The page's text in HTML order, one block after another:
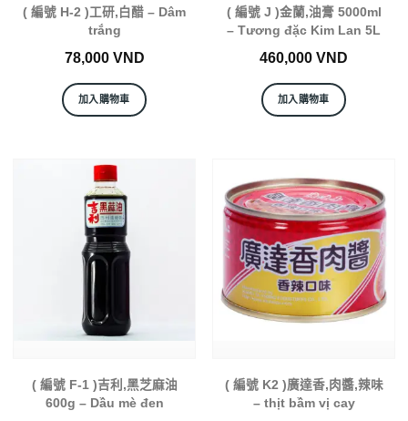
( 編號 H-2 )工研,白醋 – Dâm
trắng
78,000 VND
加入購物車
( 編號 J )金蘭,油膏 5000ml
– Tương đặc Kim Lan 5L
460,000 VND
加入購物車
( 編號 F-1 )吉利,黑芝麻油
600g – Dầu mè đen
( 編號 K2 )廣達香,肉醬,辣味
– thịt bầm vị cay